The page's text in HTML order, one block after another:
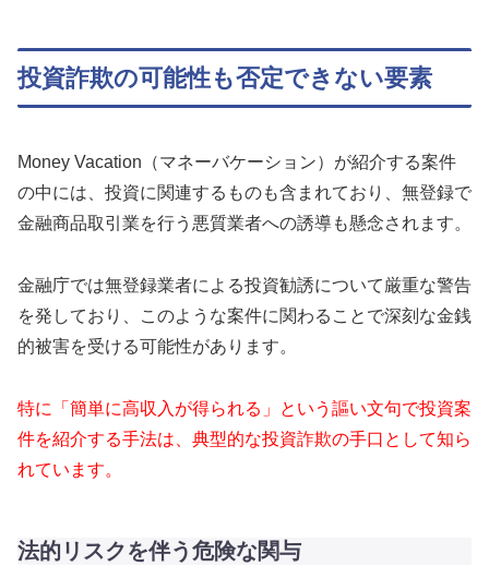
投資詐欺の可能性も否定できない要素
Money Vacation（マネーバケーション）が紹介する案件
の中には、投資に関連するものも含まれており、無登録で
金融商品取引業を行う悪質業者への誘導も懸念されます。
金融庁では無登録業者による投資勧誘について厳重な警告
を発しており、このような案件に関わることで深刻な金銭
的被害を受ける可能性があります。
特に「簡単に高収入が得られる」という謳い文句で投資案
件を紹介する手法は、典型的な投資詐欺の手口として知ら
れています。
法的リスクを伴う危険な関与